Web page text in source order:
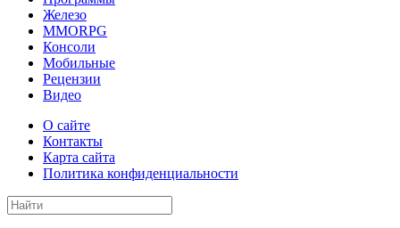
Железо
MMORPG
Консоли
Мобильные
Рецензии
Видео
О сайте
Контакты
Карта сайта
Политика конфиденциальности